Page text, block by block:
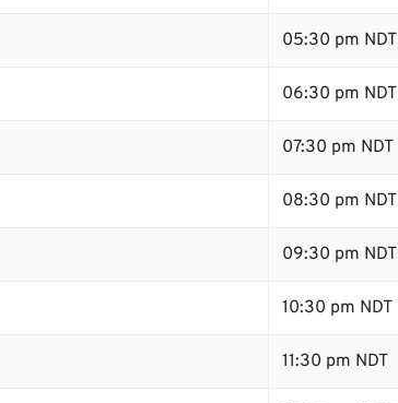
05:30 pm NDT
06:30 pm NDT
07:30 pm NDT
08:30 pm NDT
09:30 pm NDT
10:30 pm NDT
11:30 pm NDT